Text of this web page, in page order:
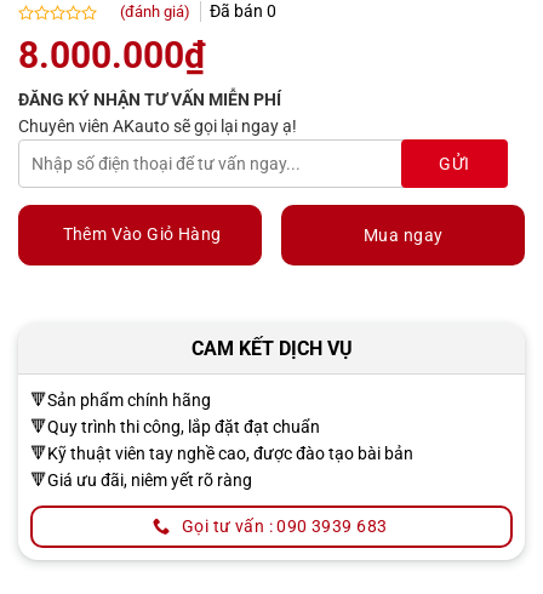
Được
xếp
0.0
5
sao
(đánh giá) Đã bán 0
8.000.000₫
ĐĂNG KÝ NHẬN TƯ VẤN MIỄN PHÍ
Chuyên viên AKauto sẽ gọi lại ngay ạ!
Thêm Vào Giỏ Hàng Mua ngay
CAM KẾT DỊCH VỤ
🔻Sản phẩm chính hãng
🔻Quy trình thi công, lắp đặt đạt chuẩn
🔻Kỹ thuật viên tay nghề cao, được đào tạo bài bản
🔻Giá ưu đãi, niêm yết rõ ràng
Gọi tư vấn : 090 3939 683